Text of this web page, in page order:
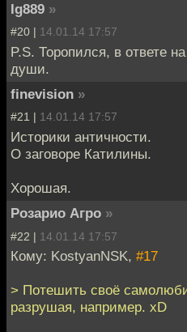
Ig889 »
#20 | 14.01.14 17:57
P.S. Торопился, в ответе
души.
finevision »
#21 | 14.01.14 17:57
Историки античности.
О заговоре Катилины.
Хорошая.
Розарио Агро »
#22 | 14.01.14 17:57
Кому: KostyanNSK, #17
> Потешить своё
разрушая, например. xD